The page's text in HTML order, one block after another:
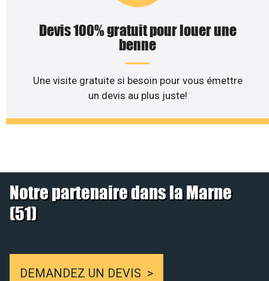
Devis 100% gratuit pour louer une
benne
Une visite gratuite si besoin pour vous émettre
un devis au plus juste!
Notre partenaire dans la Marne
(51)
DEMANDEZ UN DEVIS